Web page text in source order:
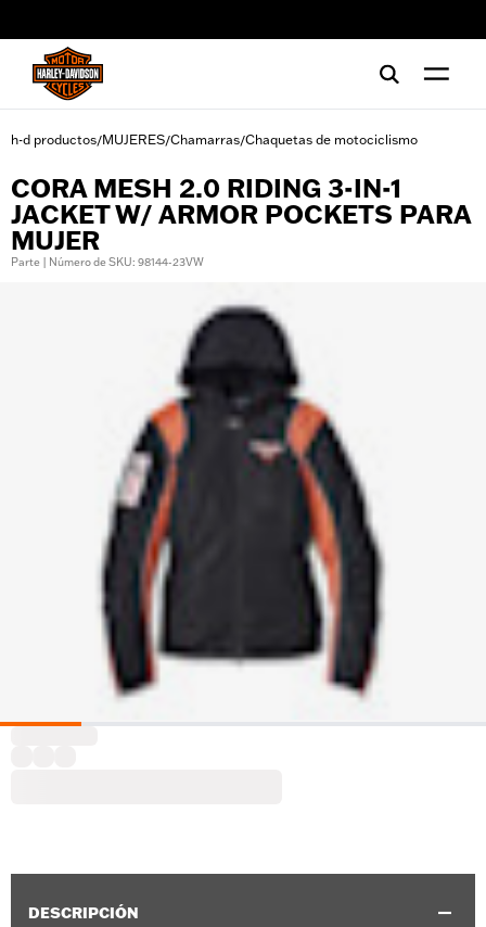
h-d productos/MUJERES/Chamarras/Chaquetas de motociclismo
CORA MESH 2.0 RIDING 3-IN-1
JACKET W/ ARMOR POCKETS PARA
MUJER
Parte | Número de SKU: 98144-23VW
DESCRIPCIÓN